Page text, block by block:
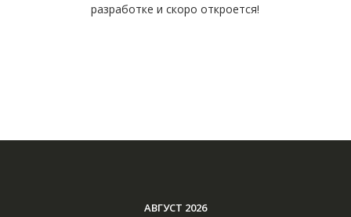
разработке и скоро откроется!
АВГУСТ 2026